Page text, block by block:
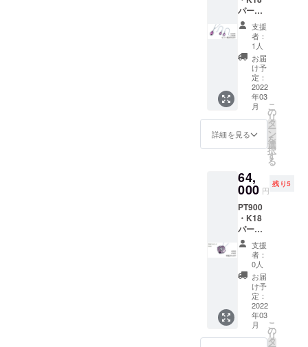
いした
いこと
①購入
した理
由 ②ど
のよう
なデザ
インが
好きか
F（税
込・送
料込）
定価
40,000
欄に記
載お願
いした
いこと
①購入
した理
インが
好きか
パープ
ルゴー
ルドペ
ンダン
トK10
ネック
レス
+K10ピ
アス
（ペア
シェイ
プ）
セット
＜
ンあり
＞
【セッ
ト割】
30％OF
F 限定5
セット
（税
込・送
料込）
定価
64,000
欄に記
載お願
いした
支援
者：
1人
お届
け予
定：
2022
年03
月
詳細を見る
こ
の
リ
タ
ー
ン
を
選
択
す
る
64,
000 円
残り5
PT900
・K18
パープ
ルゴー
ルドペ
ンダン
トK10
ネック
レス
（バラ
中） 天
然ダイ
ヤモン
支援
者：
0人
お届
け予
定：
2022
年03
月
こ
の
リ
タ